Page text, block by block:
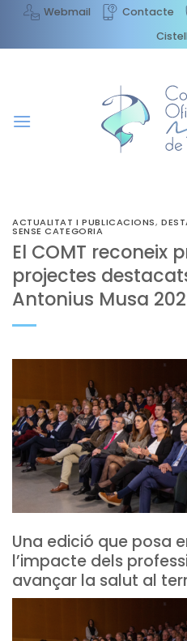
content
Webmail Contacte
ACTUALITAT I PUBLICACIONS,
SENSE CATEGORIA
El COMT reconeix
projectes
Antonius Musa
Una edició que posa
l’impacte dels
avançar la salut al